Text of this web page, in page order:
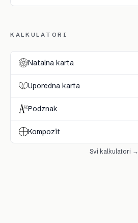
KALKULATORI
Natalna karta
Uporedna karta
Podznak
Kompozit
Svi kalkulatori →